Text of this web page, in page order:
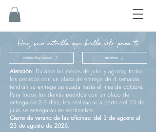
Hay una estrella que brilla sólo para ti
Confirmación y Comunión Nacimiento
Atención: Durante los meses de julio y agosto, todos
los pedidos con un plazo de entrega de 4 semanas
tendrán su entrega aplazada hasta el mes de octubre.
Para todos los demás pedidos con un plazo de
entrega de 2-3 días, los realizados a partir del 23 de
julio se entregarán en septiembre.
Cierre de verano de las oficinas: del 3 de agosto al
23 de agosto de 2026.